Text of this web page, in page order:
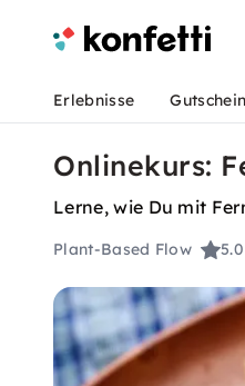
Erlebnisse
Onlinekurs:
Lerne, wie Du mit
Plant-Based Flow 5.0